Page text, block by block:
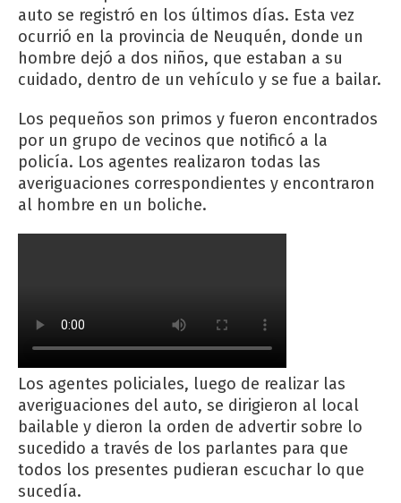
auto se registró en los últimos días. Esta vez
ocurrió en la provincia de Neuquén, donde un
hombre dejó a dos niños, que estaban a su
cuidado, dentro de un vehículo y se fue a bailar.
Los pequeños son primos y fueron encontrados
por un grupo de vecinos que notificó a la
policía. Los agentes realizaron todas las
averiguaciones correspondientes y encontraron
al hombre en un boliche.
Los agentes policiales, luego de realizar las
averiguaciones del auto, se dirigieron al local
bailable y dieron la orden de advertir sobre lo
sucedido a través de los parlantes para que
todos los presentes pudieran escuchar lo que
sucedía.